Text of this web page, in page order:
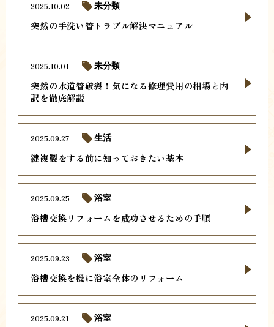
突然の手洗い管トラブル解決マニュアル
2025.10.02 未分類
突然の水道管破裂！気になる修理費用の相場と内
訳を徹底解説
2025.10.01 未分類
鍵複製をする前に知っておきたい基本
2025.09.27 生活
浴槽交換リフォームを成功させるための手順
2025.09.25 浴室
浴槽交換を機に浴室全体のリフォーム
2025.09.23 浴室
2025.09.21 浴室